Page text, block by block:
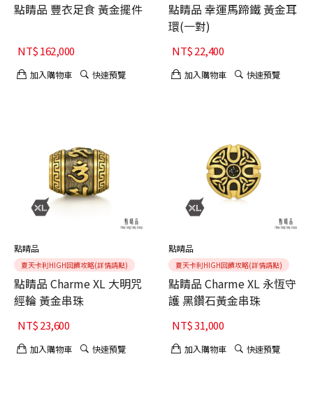
點睛品 豐衣足食 黃金擺件
NT$162,000
加入購物車 快速預覽
點睛品 幸運馬蹄鐵 黃金耳
環(一對)
NT$22,400
加入購物車 快速預覽
點睛品
夏天卡利HIGH回饋攻略(詳情請點)
點睛品 Charme XL 大明咒
經輪 黃金串珠
NT$23,600
加入購物車 快速預覽
點睛品
夏天卡利HIGH回饋攻略(詳情請點)
點睛品 Charme XL 永恆守
護 黑鑽石黃金串珠
NT$31,000
加入購物車 快速預覽